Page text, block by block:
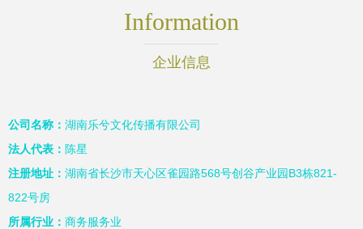
Information
企业信息
公司名称： 湖南乐兮文化传播有限公司
法人代表： 陈星
注册地址： 湖南省长沙市天心区雀园路568号创谷产业园B3栋821-
822号房
所属行业： 商务服务业